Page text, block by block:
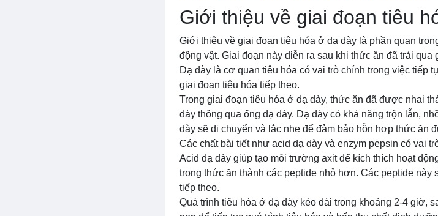
Giới thiệu về giai đoạn tiêu
Giới thiệu về giai đoạn tiêu hóa ở dạ dày là phần quan
động vật. Giai đoạn này diễn ra sau khi thức ăn đã trải
Dạ dày là cơ quan tiêu hóa có vai trò chính trong việc tiếp
giai đoạn tiêu hóa tiếp theo.
Trong giai đoạn tiêu hóa ở dạ dày, thức ăn đã được nhai
dày thông qua ống dạ dày. Dạ dày có khả năng trộn lẫn,
dày sẽ di chuyển và lắc nhẹ để đảm bảo hỗn hợp thức ăn
Các chất bài tiết như acid dạ dày và enzym pepsin có vai
Acid dạ dày giúp tạo môi trường axit để kích thích hoạt
trong thức ăn thành các peptide nhỏ hơn. Các peptide
tiếp theo.
Quá trình tiêu hóa ở dạ dày kéo dài trong khoảng 2-4 giờ,